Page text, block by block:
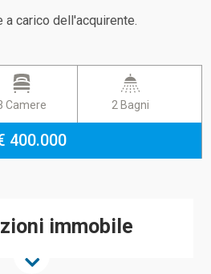
a carico dell'acquirente.
Camere 2 Bagni
400.000
immobile